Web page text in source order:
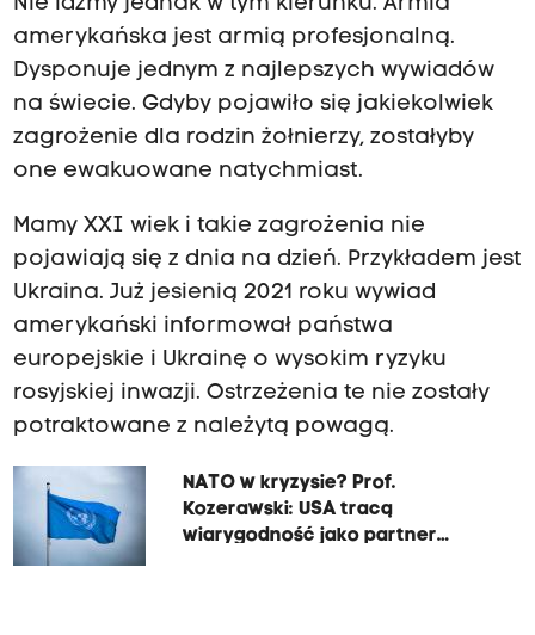
amerykańska jest armią profesjonalną.
Dysponuje jednym z najlepszych wywiadów
na świecie. Gdyby pojawiło się jakiekolwiek
zagrożenie dla rodzin żołnierzy, zostałyby
one ewakuowane natychmiast.
Mamy XXI wiek i takie zagrożenia nie
pojawiają się z dnia na dzień. Przykładem jest
Ukraina. Już jesienią 2021 roku wywiad
amerykański informował państwa
europejskie i Ukrainę o wysokim ryzyku
rosyjskiej inwazji. Ostrzeżenia te nie zostały
potraktowane z należytą powagą.
NATO w kryzysie? Prof.
Kozerawski: USA tracą
wiarygodność jako partner